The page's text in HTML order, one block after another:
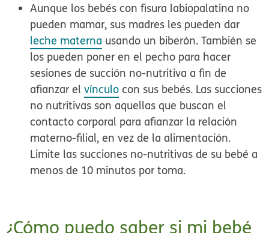
Aunque los bebés con fisura labiopalatina no
pueden mamar, sus madres les pueden dar
leche materna usando un biberón. También se
los pueden poner en el pecho para hacer
sesiones de succión no-nutritiva a fin de
afianzar elvínculo con sus bebés. Las succiones
no nutritivas son aquellas que buscan el
contacto corporal para afianzar la relación
materno-filial, en vez de la alimentación.
Limite las succiones no-nutritivas de su bebé a
menos de 10 minutos por toma.
¿Cómo puedo saber si mi bebé